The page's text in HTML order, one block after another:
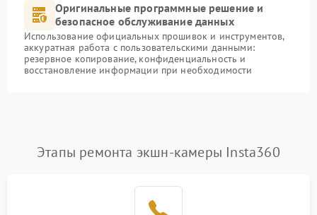
Оригинальные программные решение и
безопасное обслуживание данных
Использование официальных прошивок и инструментов,
аккуратная работа с пользовательскими данными:
резервное копирование, конфиденциальность и
восстановление информации при необходимости
Этапы ремонта экшн-камеры Insta360